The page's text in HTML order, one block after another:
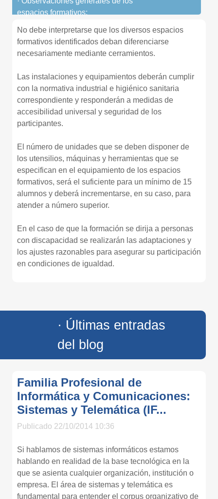
espacios formativos:
No debe interpretarse que los diversos espacios
formativos identificados deban diferenciarse
necesariamente mediante cerramientos.
Las instalaciones y equipamientos deberán cumplir
con la normativa industrial e higiénico sanitaria
correspondiente y responderán a medidas de
accesibilidad universal y seguridad de los
participantes.
El número de unidades que se deben disponer de
los utensilios, máquinas y herramientas que se
especifican en el equipamiento de los espacios
formativos, será el suficiente para un mínimo de 15
alumnos y deberá incrementarse, en su caso, para
atender a número superior.
En el caso de que la formación se dirija a personas
con discapacidad se realizarán las adaptaciones y
los ajustes razonables para asegurar su participación
en condiciones de igualdad.
· Últimas entradas
del blog
Familia Profesional de
Informática y Comunicaciones:
Sistemas y Telemática (IF...
Publicado 22/10/2014 10:36
Si hablamos de sistemas informáticos estamos
hablando en realidad de la base tecnológica en la
que se asienta cualquier organización, institución o
empresa. El área de sistemas y telemática es
fundamental para entender el corpus organizativo de